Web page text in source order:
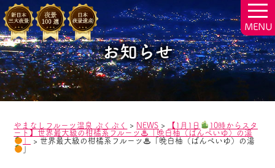
お知らせ
やまなしフルーツ温泉 ぷくぷく > NEWS > 【1月1日
10時からスタ
ート】世界最大級の柑橘系フルーツ♨「晩白柚（ばんぺいゆ）の湯
> 世界最大級の柑橘系フルーツ♨「晩白柚（ばんぺいゆ）の湯
」